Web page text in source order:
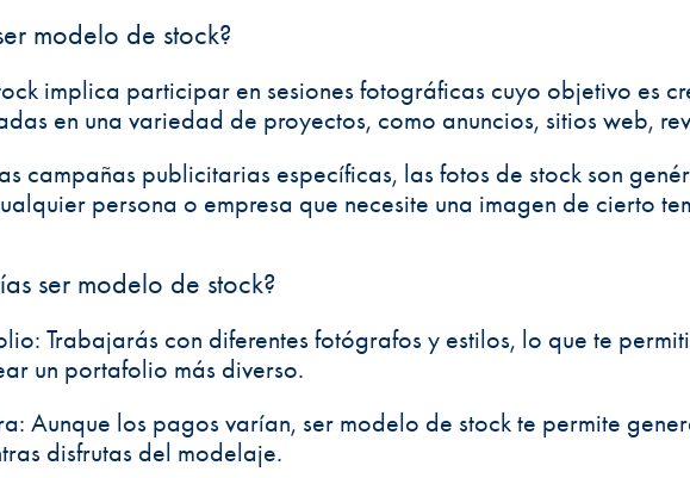
modelo de stock?
implica participar en sesiones fotográficas cuyo objetivo es
en una variedad de proyectos, como anuncios, sitios web,
campañas publicitarias específicas, las fotos de stock son
persona o empresa que necesite una imagen de cierto
ser modelo de stock?
Trabajarás con diferentes fotógrafos y estilos, lo que te
un portafolio más diverso.
Aunque los pagos varían, ser modelo de stock te permite
disfrutas del modelaje.